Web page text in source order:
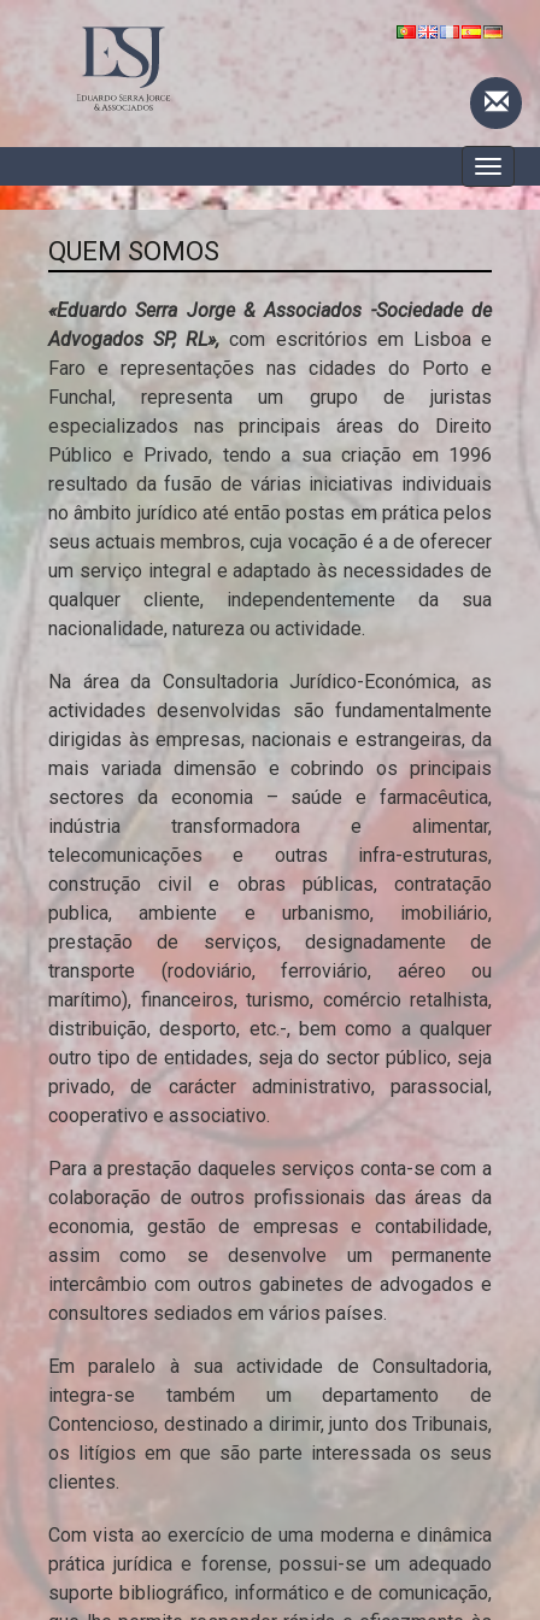
Toggle
QUEM SOMOS
«Eduardo Serra Jorge & Associados -Sociedade de
Advogados SP, RL», com escritórios em Lisboa e
Faro e representações nas cidades do Porto e
Funchal, representa um grupo de juristas
especializados nas principais áreas do Direito
Público e Privado, tendo a sua criação em 1996
resultado da fusão de várias iniciativas individuais
no âmbito jurídico até então postas em prática pelos
seus actuais membros, cuja vocação é a de oferecer
um serviço integral e adaptado às necessidades de
qualquer cliente, independentemente da sua
nacionalidade, natureza ou actividade.
Na área da Consultadoria Jurídico-Económica, as
actividades desenvolvidas são fundamentalmente
dirigidas às empresas, nacionais e estrangeiras, da
mais variada dimensão e cobrindo os principais
sectores da economia – saúde e farmacêutica,
indústria transformadora e alimentar,
telecomunicações e outras infra-estruturas,
construção civil e obras públicas, contratação
publica, ambiente e urbanismo, imobiliário,
prestação de serviços, designadamente de
transporte (rodoviário, ferroviário, aéreo ou
marítimo), financeiros, turismo, comércio retalhista,
distribuição, desporto, etc.-, bem como a qualquer
outro tipo de entidades, seja do sector público, seja
privado, de carácter administrativo, parassocial,
cooperativo e associativo.
Para a prestação daqueles serviços conta-se com a
colaboração de outros profissionais das áreas da
economia, gestão de empresas e contabilidade,
assim como se desenvolve um permanente
intercâmbio com outros gabinetes de advogados e
consultores sediados em vários países.
Em paralelo à sua actividade de Consultadoria,
integra-se também um departamento de
Contencioso, destinado a dirimir, junto dos Tribunais,
os litígios em que são parte interessada os seus
clientes.
Com vista ao exercício de uma moderna e dinâmica
prática jurídica e forense, possui-se um adequado
suporte bibliográfico, informático e de comunicação,